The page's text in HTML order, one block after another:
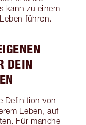
kann zu einem
führen.
DEIN
Definition von
Leben, auf
Für manche